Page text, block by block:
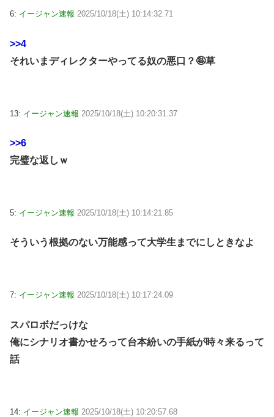
6: イージャン速報 2025/10/18(土) 10:14:32.71
>>4
それいまディレクターやってる奴の悪口？🤪草
13: イージャン速報 2025/10/18(土) 10:20:31.37
>>6
完璧な返しｗ
5: イージャン速報 2025/10/18(土) 10:14:21.85
そういう根拠のない万能感って大学生までにしときなよ
7: イージャン速報 2025/10/18(土) 10:17:24.09
スパロボだっけな
俺にシナリオ書かせろって台本紛いの手紙が時々来るって
話
14: イージャン速報 2025/10/18(土) 10:20:57.68